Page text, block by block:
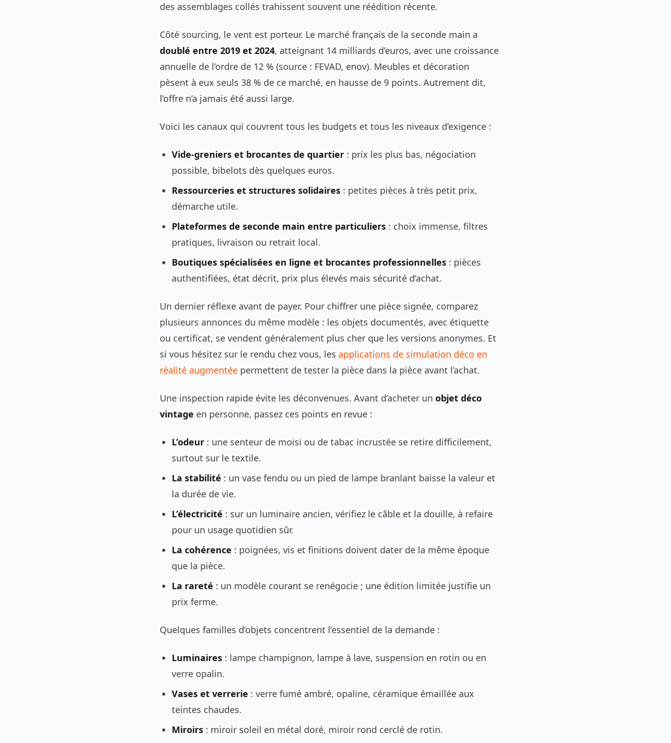
des assemblages collés trahissent souvent une réédition récente.
Côté sourcing, le vent est porteur. Le marché français de la seconde main a
doublé entre 2019 et 2024, atteignant 14 milliards d’euros, avec une croissance
annuelle de l’ordre de 12 % (source : FEVAD, enov). Meubles et décoration
pèsent à eux seuls 38 % de ce marché, en hausse de 9 points. Autrement dit,
l’offre n’a jamais été aussi large.
Voici les canaux qui couvrent tous les budgets et tous les niveaux d’exigence :
Vide-greniers et brocantes de quartier : prix les plus bas, négociation
possible, bibelots dès quelques euros.
Ressourceries et structures solidaires : petites pièces à très petit prix,
démarche utile.
Plateformes de seconde main entre particuliers : choix immense, filtres
pratiques, livraison ou retrait local.
Boutiques spécialisées en ligne et brocantes professionnelles : pièces
authentifiées, état décrit, prix plus élevés mais sécurité d’achat.
Un dernier réflexe avant de payer. Pour chiffrer une pièce signée, comparez
plusieurs annonces du même modèle : les objets documentés, avec étiquette
ou certificat, se vendent généralement plus cher que les versions anonymes. Et
si vous hésitez sur le rendu chez vous, les applications de simulation déco en
réalité augmentée permettent de tester la pièce dans la pièce avant l’achat.
Une inspection rapide évite les déconvenues. Avant d’acheter un objet déco
vintage en personne, passez ces points en revue :
L’odeur : une senteur de moisi ou de tabac incrustée se retire difficilement,
surtout sur le textile.
La stabilité : un vase fendu ou un pied de lampe branlant baisse la valeur et
la durée de vie.
L’électricité : sur un luminaire ancien, vérifiez le câble et la douille, à refaire
pour un usage quotidien sûr.
La cohérence : poignées, vis et finitions doivent dater de la même époque
que la pièce.
La rareté : un modèle courant se renégocie ; une édition limitée justifie un
prix ferme.
Quelques familles d’objets concentrent l’essentiel de la demande :
Luminaires : lampe champignon, lampe à lave, suspension en rotin ou en
verre opalin.
Vases et verrerie : verre fumé ambré, opaline, céramique émaillée aux
teintes chaudes.
Miroirs : miroir soleil en métal doré, miroir rond cerclé de rotin.